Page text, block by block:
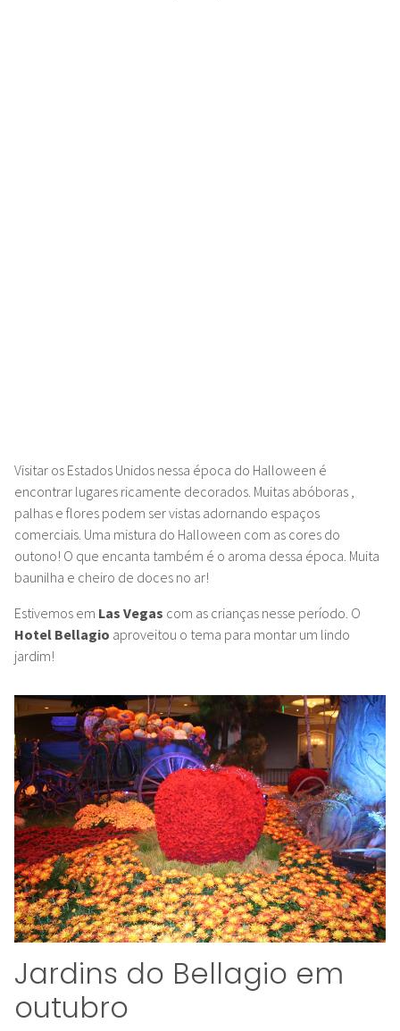
Visitar os Estados Unidos nessa época do Halloween é
encontrar lugares ricamente decorados. Muitas abóboras ,
palhas e flores podem ser vistas adornando espaços
comerciais. Uma mistura do Halloween com as cores do
outono! O que encanta também é o aroma dessa época. Muita
baunilha e cheiro de doces no ar!
Estivemos em Las Vegas com as crianças nesse período. O
Hotel Bellagio aproveitou o tema para montar um lindo
jardim!
Jardins do Bellagio em
outubro